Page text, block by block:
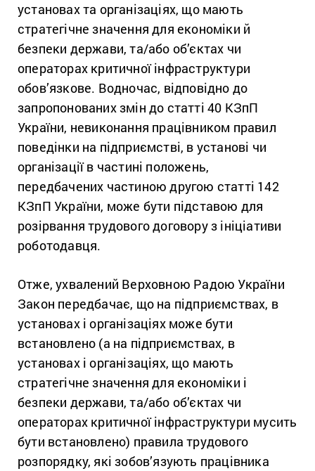
установах та організаціях, що мають
стратегічне значення для економіки й
безпеки держави, та/або об’єктах чи
операторах критичної інфраструктури
обов’язкове. Водночас, відповідно до
запропонованих змін до статті 40 КЗпП
України, невиконання працівником правил
поведінки на підприємстві, в установі чи
організації в частині положень,
передбачених частиною другою статті 142
КЗпП України, може бути підставою для
розірвання трудового договору з ініціативи
роботодавця.
Отже, ухвалений Верховною Радою України
Закон передбачає, що на підприємствах, в
установах і організаціях може бути
встановлено (а на підприємствах, в
установах і організаціях, що мають
стратегічне значення для економіки і
безпеки держави, та/або об’єктах чи
операторах критичної інфраструктури мусить
бути встановлено) правила трудового
розпорядку, які зобов’язують працівника